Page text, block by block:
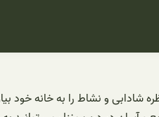
شادابی و نشاط را به خانه